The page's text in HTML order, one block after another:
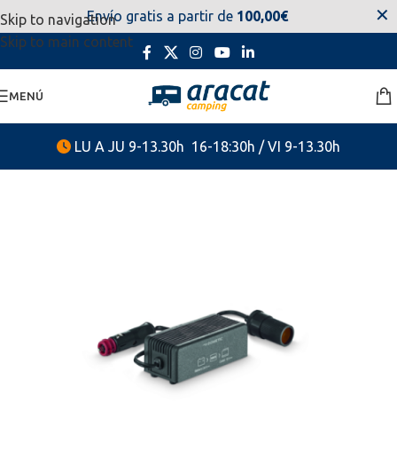
Skip to navigation
Skip to main content
estaremos disponibles. Disculpen las molestias.
MENÚ
LU A JU 9-13.30h 16-18:30h / VI 9-13.30h
Envío gratis a partir de 100,00€ ✕